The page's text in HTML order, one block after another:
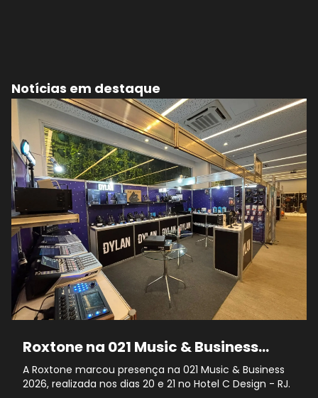
Notícias em destaque
Roxtone na 021 Music & Business
2026
A Roxtone marcou presença na 021 Music & Business
2026, realizada nos dias 20 e 21 no Hotel C Design - RJ.